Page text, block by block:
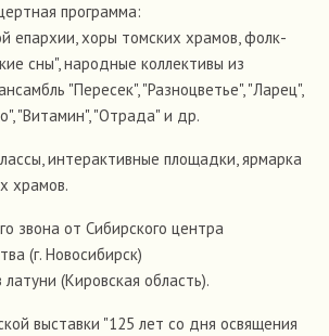
программа:
епархии, хоры томских храмов, фолк-
сны", народные коллективы из
"Пересек", "Разноцветье", "Ларец",
"Витамин", "Отрада" и др.
интерактивные площадки, ярмарка
храмов.
звона от Сибирского центра
(г. Новосибирск)
(Кировская область).
выставки "125 лет со дня освящения